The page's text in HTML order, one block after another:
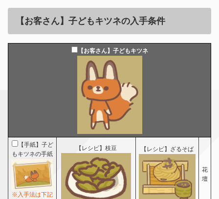
【お客さん】子どもキツネの入手条件
【お客さん】子どもキツネ
【手紙】子ど
もキツネの手紙
※入手法は下記
【レシピ】枝豆 【レシピ】ざるそば
花
壇